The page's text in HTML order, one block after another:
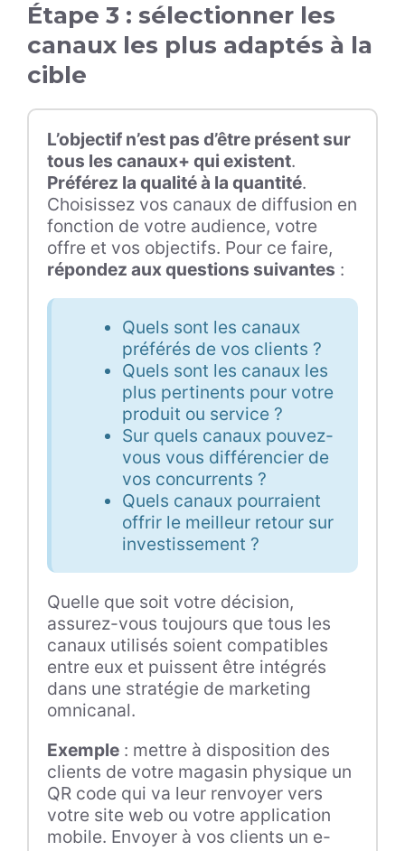
Étape 3 : sélectionner les
canaux les plus adaptés à la
cible
L’objectif n’est pas d’être présent sur
tous les canaux+ qui existent.
Préférez la qualité à la quantité.
Choisissez vos canaux de diffusion en
fonction de votre audience, votre
offre et vos objectifs. Pour ce faire,
répondez aux questions suivantes :
Quels sont les canaux
préférés de vos clients ?
Quels sont les canaux les
plus pertinents pour votre
produit ou service ?
Sur quels canaux pouvez-
vous vous différencier de
vos concurrents ?
Quels canaux pourraient
offrir le meilleur retour sur
investissement ?
Quelle que soit votre décision,
assurez-vous toujours que tous les
canaux utilisés soient compatibles
entre eux et puissent être intégrés
dans une stratégie de marketing
omnicanal.
Exemple : mettre à disposition des
clients de votre magasin physique un
QR code qui va leur renvoyer vers
votre site web ou votre application
mobile. Envoyer à vos clients un e-